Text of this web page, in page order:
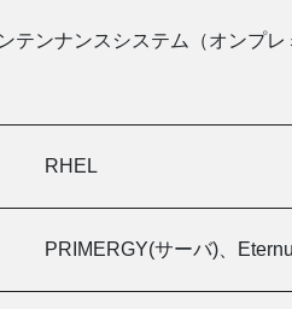
テンナンスシステム（オンプ
RHEL
PRIMERGY(サーバ)、